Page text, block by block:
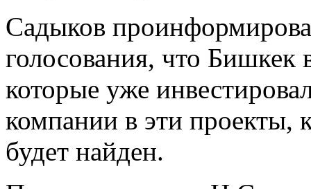
Садыков
голосования, что Бишкек
которые уже
компании в эти проекты,
будет найден.